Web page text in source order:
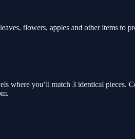
flowers, apples and other items to
where you’ll match 3 identical pieces.